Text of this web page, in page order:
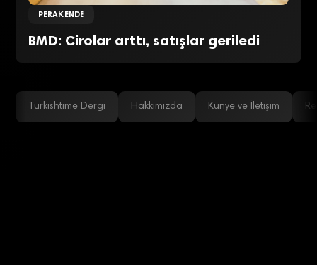
PERAKENDE
BMD: Cirolar arttı, satışlar geriledi
Turkishtime Dergi Hakkımızda Künye ve İletişim